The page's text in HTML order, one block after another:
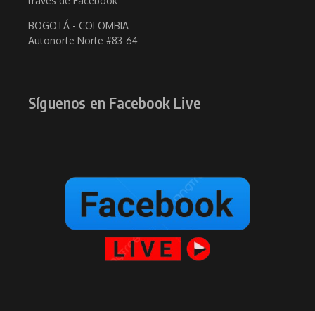
BOGOTÁ - COLOMBIA
Autonorte Norte #83-64
Síguenos en Facebook Live